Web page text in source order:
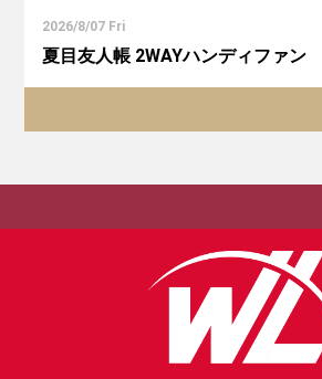
2026/8/07 Fri
夏目友人帳 2WAYハンディファン